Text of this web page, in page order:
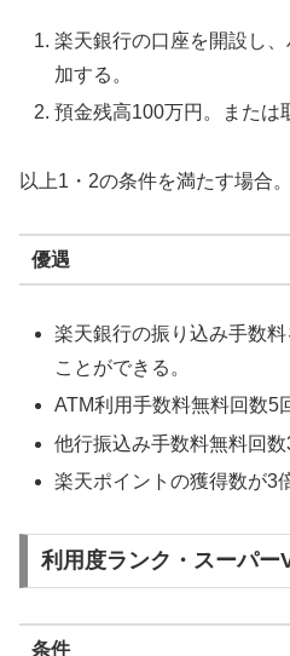
楽天銀行の口座を開設し
加する。
預金残高100万円。または
以上1・2の条件を満たす場合。
優遇
楽天銀行の振り込み手数
ことができる。
ATM利用手数料無料回数5
他行振込み手数料無料回数
楽天ポイントの獲得数が3
利用度ランク・スーパー
条件